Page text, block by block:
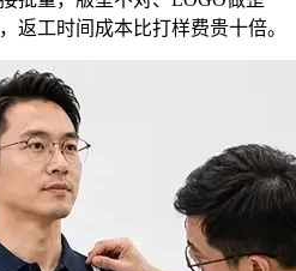
返工时间成本比打样费贵十倍。